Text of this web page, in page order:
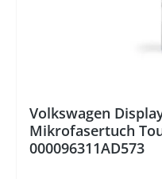
Volkswagen
Mikrofasertuch
000096311AD573